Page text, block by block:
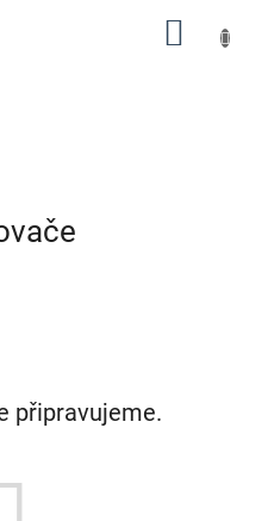
připravujeme.